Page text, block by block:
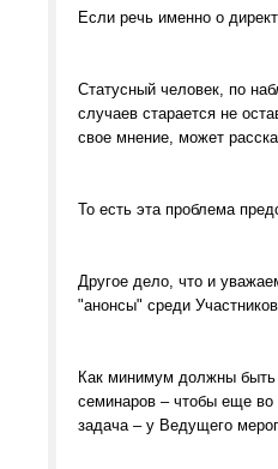
Если речь именно о
Статусный человек, по
случаев старается не
свое мнение, может
То есть эта проблема
Другое дело, что и
"анонсы" среди
Как минимум должны быть
семинаров – чтобы еще во
задача – у Ведущего